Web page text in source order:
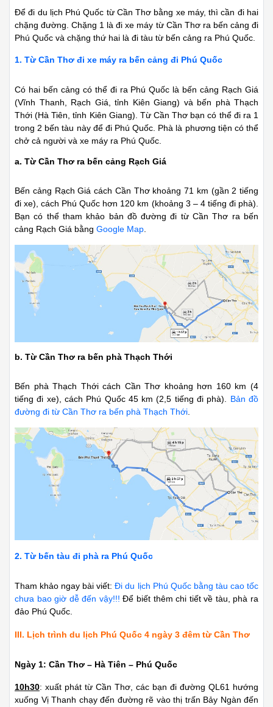
Để đi du lịch Phú Quốc từ Cần Thơ bằng xe máy, thì cần đi hai
chặng đường. Chặng 1 là đi xe máy từ Cần Thơ ra bến cảng đi
Phú Quốc và chặng thứ hai là đi tàu từ bến cảng ra Phú Quốc.
1. Từ Cần Thơ đi xe máy ra bến cảng đi Phú Quốc
Có hai bến cảng có thể đi ra Phú Quốc là bến cảng Rạch Giá
(Vĩnh Thanh, Rạch Giá, tỉnh Kiên Giang) và bến phà Thạch
Thới (Hà Tiên, tỉnh Kiên Giang). Từ Cần Thơ bạn có thể đi ra 1
trong 2 bến tàu này để đi Phú Quốc. Phà là phương tiện có thể
chở cả người và xe máy ra Phú Quốc.
a. Từ Cần Thơ ra bến cảng Rạch Giá
Bến cảng Rạch Giá cách Cần Thơ khoảng 71 km (gần 2 tiếng
đi xe), cách Phú Quốc hơn 120 km (khoảng 3 – 4 tiếng đi phà).
Bạn có thể tham khảo bản đồ đường đi từ Cần Thơ ra bến
cảng Rạch Giá bằng Google Map.
b. Từ Cần Thơ ra bến phà Thạch Thới
Bến phà Thạch Thới cách Cần Thơ khoảng hơn 160 km (4
tiếng đi xe), cách Phú Quốc 45 km (2,5 tiếng đi phà). Bản đồ
đường đi từ Cần Thơ ra bến phà Thạch Thới.
2. Từ bến tàu đi phà ra Phú Quốc
Tham khảo ngay bài viết:Đi du lịch Phú Quốc bằng tàu cao tốc
chưa bao giờ dễ đến vậy!!! Để biết thêm chi tiết về tàu, phà ra
đảo Phú Quốc.
III. Lịch trình du lịch Phú Quốc 4 ngày 3 đêm từ Cần Thơ
Ngày 1: Cần Thơ – Hà Tiên – Phú Quốc
10h30: xuất phát từ Cần Thơ, các bạn đi đường QL61 hướng
xuống Vị Thanh chạy đến đường rẽ vào thị trấn Bảy Ngàn đến